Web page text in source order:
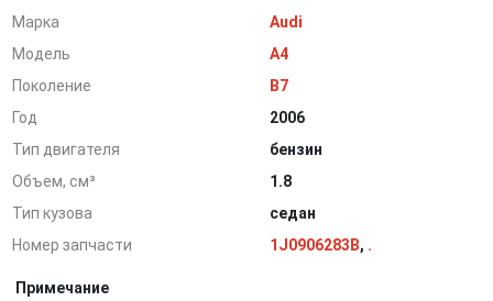
Марка
Audi
Модель
A4
Поколение
B7
Год
2006
Тип двигателя
бензин
Объем, см³
1.8
Тип кузова
седан
Номер запчасти
1J0906283B, .
Примечание